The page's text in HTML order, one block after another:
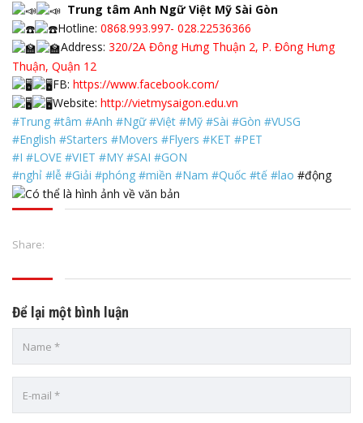
Trung tâm Anh Ngữ Việt Mỹ Sài Gòn
Hotline: 0868.993.997- 028.22536366
Address: 320/2A Đông Hưng Thuận 2, P. Đông Hưng
Thuận, Quận 12
FB: https://www.facebook.com/
Website: http://vietmysaigon.edu.vn
#Trung #tâm #Anh #Ngữ #Việt #Mỹ #Sài #Gòn #VUSG
#English #Starters #Movers #Flyers #KET #PET
#I #LOVE #VIET #MY #SAI #GON
#nghỉ #lễ #Giải #phóng #miền #Nam #Quốc #tế #lao #động
Share:
Để lại một bình luận